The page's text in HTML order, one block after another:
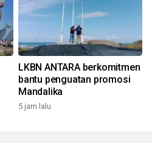
LKBN ANTARA berkomitmen
bantu penguatan promosi
Mandalika
5 jam lalu